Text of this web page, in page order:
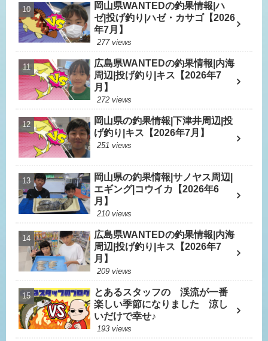
岡山県WANTEDの釣果情報|ハ
ゼ|投げ釣り|ハゼ・カサゴ【2026
年7月】
277 views
広島県WANTEDの釣果情報|内海
周辺|投げ釣り|キス【2026年7
月】
272 views
岡山県の釣果情報|下津井周辺|投
げ釣り|キス【2026年7月】
251 views
岡山県の釣果情報|サノヤス周辺|
エギング|コウイカ【2026年6
月】
210 views
広島県WANTEDの釣果情報|内海
周辺|投げ釣り|キス【2026年7
月】
209 views
とあるスタッフの 渓流が一番
楽しい季節になりました 涼し
いだけで幸せ♪
193 views